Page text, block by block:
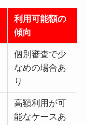
利用可能額の
傾向
個別審査で少
なめの場合あ
り
高額利用が可
能なケースあ